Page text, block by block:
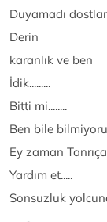
Duyamadı
Derin
karanlık ve ben
İdik.........
Bitti mi........
Ben bile
Ey zaman
Yardım et.....
Sonsuzluk